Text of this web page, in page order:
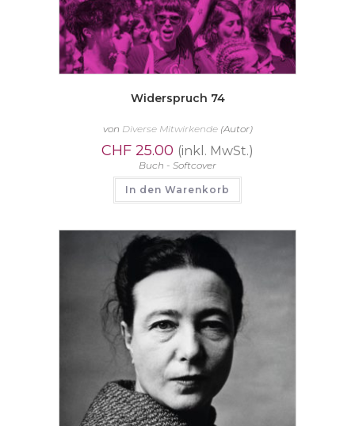
Widerspruch 74
von Diverse Mitwirkende(Autor)
CHF 25.00 (inkl. MwSt.)
Buch - Softcover
In den Warenkorb